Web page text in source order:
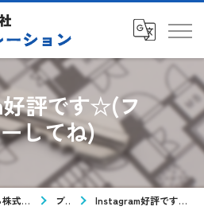
好評です☆(フ
してね)
東大阪市の不動産売却なら株式会社ユー・コーポレーション ブログ Instagram好評です☆(フォローしてね)